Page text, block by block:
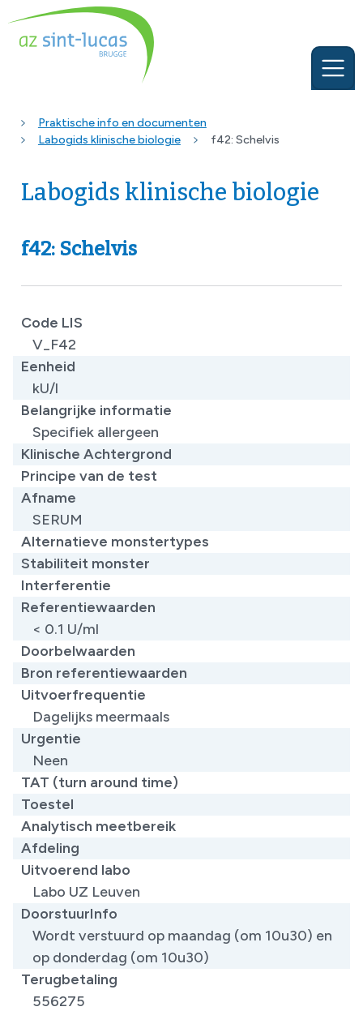
Praktische info en documenten
Labogids klinische biologie
f42: Schelvis
Labogids klinische biologie
f42: Schelvis
Code LIS
V_F42
Eenheid
kU/l
Belangrijke informatie
Specifiek allergeen​
Klinische Achtergrond
Principe van de test
Afname
SERUM
Alternatieve monstertypes
Stabiliteit monster
Interferentie
Referentiewaarden
< 0.1 U/ml​
Doorbelwaarden
Bron referentiewaarden
Uitvoerfrequentie
Dagelijks meermaals
Urgentie
Neen
TAT (turn around time)
Toestel
Analytisch meetbereik
Afdeling
Uitvoerend labo
Labo UZ Leuven
DoorstuurInfo
Wordt verstuurd op maandag (om 10u30) en
op donderdag (om 10u30)
Terugbetaling
556275